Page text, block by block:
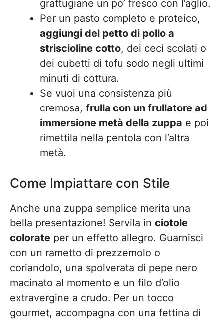
grattugiane un po’ fresco con l’aglio.
Per un pasto completo e proteico,
aggiungi del petto di pollo a
striscioline cotto, dei ceci scolati o
dei cubetti di tofu sodo negli ultimi
minuti di cottura.
Se vuoi una consistenza più
cremosa, frulla con un frullatore ad
immersione metà della zuppa e poi
rimettila nella pentola con l’altra
metà.
Come Impiattare con Stile
Anche una zuppa semplice merita una
bella presentazione! Servila in ciotole
colorate per un effetto allegro. Guarnisci
con un rametto di prezzemolo o
coriandolo, una spolverata di pepe nero
macinato al momento e un filo d’olio
extravergine a crudo. Per un tocco
gourmet, accompagna con una fettina di